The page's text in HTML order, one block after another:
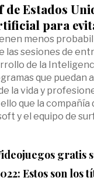
Estados
para
menos
las sesiones de
de la
que puedan
la vida y
que la compañía
y el equipo de
gratis
Estos son los